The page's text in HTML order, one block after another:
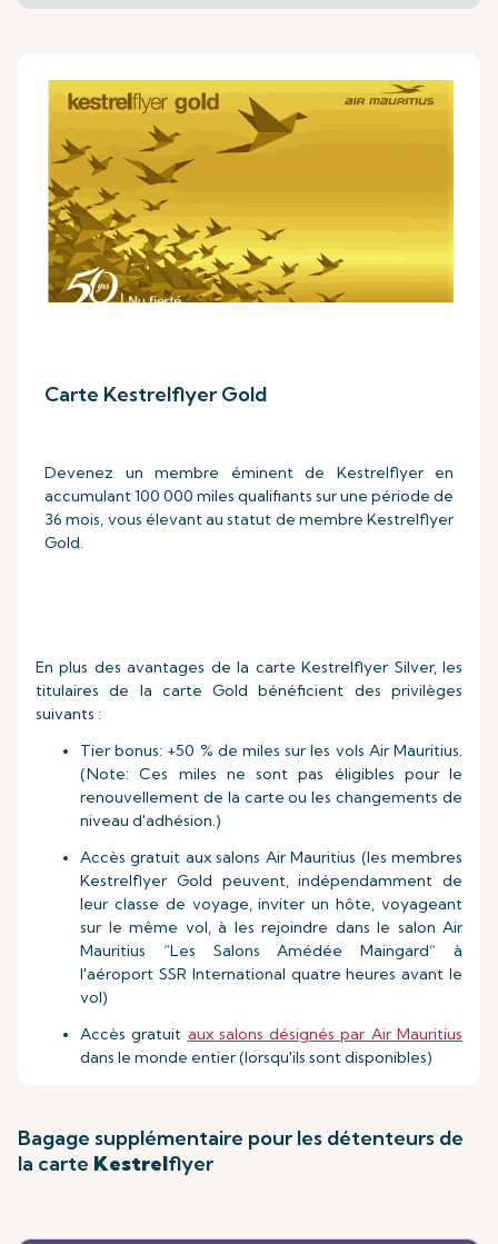
Carte Kestrelflyer Gold
Devenez un membre éminent de Kestrelflyer en
accumulant 100 000 miles qualifiants sur une période de
36 mois, vous élevant au statut de membre Kestrelflyer
Gold.
En plus des avantages de la carte Kestrelflyer Silver, les
titulaires de la carte Gold bénéficient des privilèges
suivants :
Tier bonus: +50 % de miles sur les vols Air Mauritius.
(Note: Ces miles ne sont pas éligibles pour le
renouvellement de la carte ou les changements de
niveau d'adhésion.)
Accès gratuit aux salons Air Mauritius (les membres
Kestrelflyer Gold peuvent, indépendamment de
leur classe de voyage, inviter un hôte, voyageant
sur le même vol, à les rejoindre dans le salon Air
Mauritius “Les Salons Amédée Maingard” à
l'aéroport SSR International quatre heures avant le
vol)
Accès gratuit aux salons désignés par Air Mauritius
dans le monde entier (lorsqu'ils sont disponibles)
Bagage supplémentaire pour les détenteurs de
la carte Kestrelflyer